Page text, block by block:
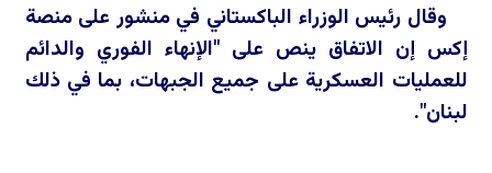
وقال رئيس الوزراء الباكستاني في منشور على منصة
إكس إن الاتفاق ينص على "الإنهاء الفوري والدائم
للعمليات العسكرية على جميع الجبهات، بما في ذلك
لبنان".